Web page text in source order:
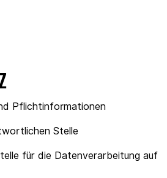
Pflichtinformationen
Stelle
für die Datenverarbeitung auf